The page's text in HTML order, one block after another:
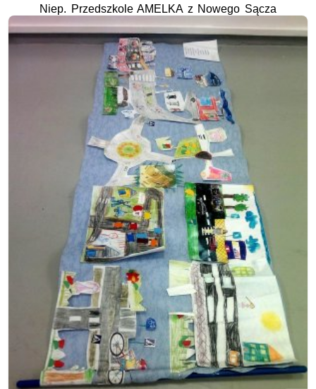
Niep. Przedszkole AMELKA z Nowego Sącza